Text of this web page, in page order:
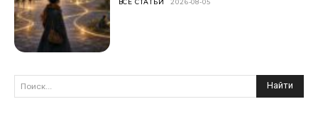
ВСЕ СТАТЬИ 2026-08-05
Поиск... Найти